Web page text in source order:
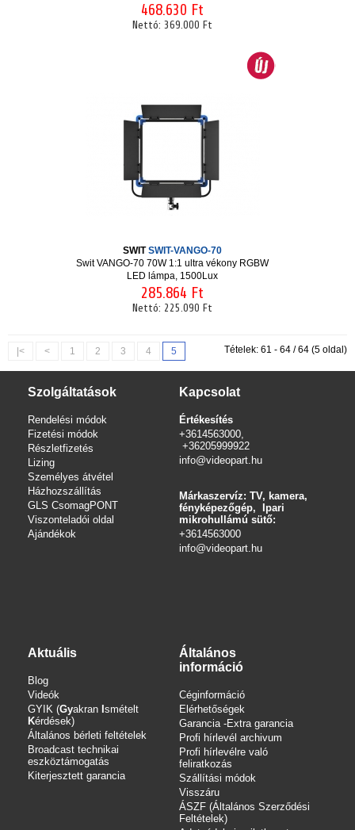
468.630 Ft
Nettó: 369.000 Ft
SWITSWIT-VANGO-70
Swit VANGO-70 70W 1:1 ultra vékony RGBW
LED lámpa, 1500Lux
285.864 Ft
Nettó: 225.090 Ft
|< < 1 2 3 4 5 Tételek: 61 - 64 / 64 (5 oldal)
Szolgáltatások
Rendelési módok
Fizetési módok
Részletfizetés
Lizing
Személyes átvétel
Házhozszállítás
GLS CsomagPONT
Viszonteladói oldal
Ajándékok
Kapcsolat
Értékesítés
+3614563000,
+36205999922
info@videopart.hu
Márkaszervíz: TV, kamera,
fényképezőgép, Ipari
mikrohullámú sütő:
+3614563000
info@videopart.hu
Aktuális
Blog
Videók
GYIK (Gyakran smételt
Kérdések)
Általános bérleti feltételek
Broadcast technikai
eszköztámogatás
Kiterjesztett garancia
Általános
információ
Céginformáció
Elérhetőségek
Garancia -Extra garancia
Profi hírlevél archivum
Profi hírlevélre való
feliratkozás
Szállítási módok
Visszáru
ÁSZF (Általános Szerződési
Feltételek)